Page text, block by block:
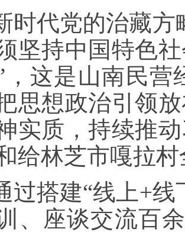
时代党的治藏方
坚持中国特色
，这是山南民
思想政治引领
实质，持续推
给林芝市嘎拉
过搭建“线上+
、座谈交流百